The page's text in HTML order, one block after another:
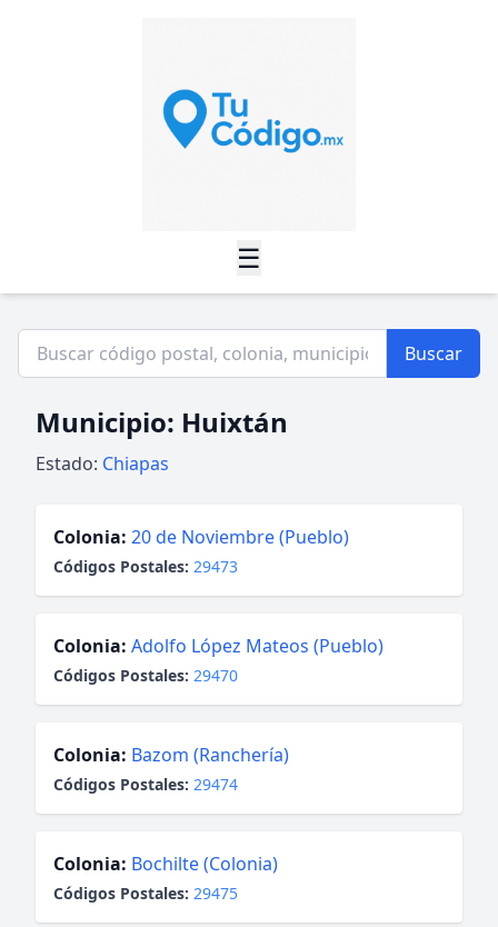
☰
Buscar
Municipio: Huixtán
Estado: Chiapas
Colonia: 20 de Noviembre (Pueblo)
Códigos Postales: 29473
Colonia: Adolfo López Mateos (Pueblo)
Códigos Postales: 29470
Colonia: Bazom (Ranchería)
Códigos Postales: 29474
Colonia: Bochilte (Colonia)
Códigos Postales: 29475